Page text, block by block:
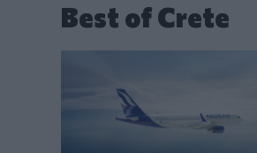
Best of Crete